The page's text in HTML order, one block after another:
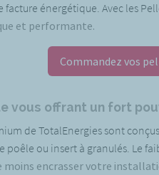
facture énergétique. Avec les
et performante.
Commandez vos
vous offrant un fort
de TotalEnergies sont
ou insert à granulés. Le
encrasser votre